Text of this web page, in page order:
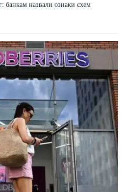
банкам назвали ознаки схем